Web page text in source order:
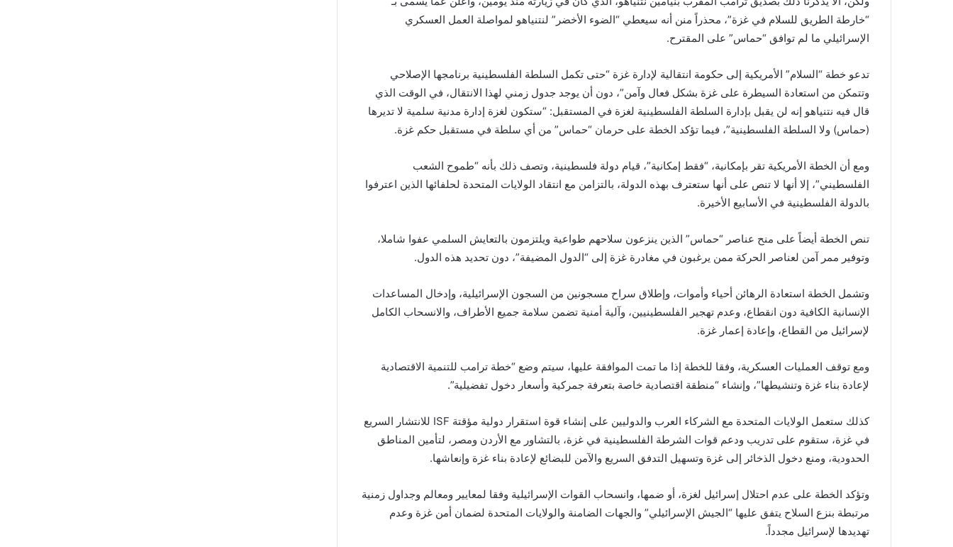
“خارطة الطريق للسلام في غزة”، محذراً منن أنه سيعطي “الضوء الأخضر” لنتنياهو لمواصلة العمل العسكري
الإسرائيلي ما لم توافق “حماس” على المقترح.
تدعو خطة “السلام” الأمريكية إلى حكومة انتقالية لإدارة غزة “حتى تكمل السلطة الفلسطينية برنامجها الإصلاحي
وتتمكن من استعادة السيطرة على غزة بشكل فعال وآمن”، دون أن يوجد جدول زمني لهذا الانتقال، في الوقت الذي
قال فيه نتنياهو إنه لن يقبل بإدارة السلطة الفلسطينية لغزة في المستقبل: “ستكون لغزة إدارة مدنية سلمية لا تديرها
(حماس) ولا السلطة الفلسطينية”، فيما تؤكد الخطة على حرمان “حماس” من أي سلطة في مستقبل حكم غزة.
ومع أن الخطة الأمريكية تقر بإمكانية، “فقط إمكانية”، قيام دولة فلسطينية، وتصف ذلك بأنه “طموح الشعب
الفلسطيني”، إلا أنها لا تنص على أنها ستعترف بهذه الدولة، بالتزامن مع انتقاد الولايات المتحدة لحلفائها الذين اعترفوا
بالدولة الفلسطينية في الأسابيع الأخيرة.
تنص الخطة أيضاً على منح عناصر “حماس” الذين ينزعون سلاحهم طواعية ويلتزمون بالتعايش السلمي عفوا شاملا،
وتوفير ممر آمن لعناصر الحركة ممن يرغبون في مغادرة غزة إلى “الدول المضيفة”، دون تحديد هذه الدول.
وتشمل الخطة استعادة الرهائن أحياء وأموات، وإطلاق سراح مسجونين من السجون الإسرائيلية، وإدخال المساعدات
الإنسانية الكافية دون انقطاع، وعدم تهجير الفلسطينيين، وآلية أمنية تضمن سلامة جميع الأطراف، والانسحاب الكامل
لإسرائيل من القطاع، وإعادة إعمار غزة.
ومع توقف العمليات العسكرية، وفقا للخطة إذا ما تمت الموافقة عليها، سيتم وضع “خطة ترامب للتنمية الاقتصادية
لإعادة بناء غزة وتنشيطها”، وإنشاء “منطقة اقتصادية خاصة بتعرفة جمركية وأسعار دخول تفضيلية”.
كذلك ستعمل الولايات المتحدة مع الشركاء العرب والدوليين على إنشاء قوة استقرار دولية مؤقتة ISF للانتشار السريع
في غزة، ستقوم على تدريب ودعم قوات الشرطة الفلسطينية في غزة، بالتشاور مع الأردن ومصر، لتأمين المناطق
الحدودية، ومنع دخول الذخائر إلى غزة وتسهيل التدفق السريع والآمن للبضائع لإعادة بناء غزة وإنعاشها.
وتؤكد الخطة على عدم احتلال إسرائيل لغزة، أو ضمها، وانسحاب القوات الإسرائيلية وفقا لمعايير ومعالم وجداول زمنية
مرتبطة بنزع السلاح يتفق عليها “الجيش الإسرائيلي” والجهات الضامنة والولايات المتحدة لضمان أمن غزة وعدم
تهديدها لإسرائيل مجدداً.